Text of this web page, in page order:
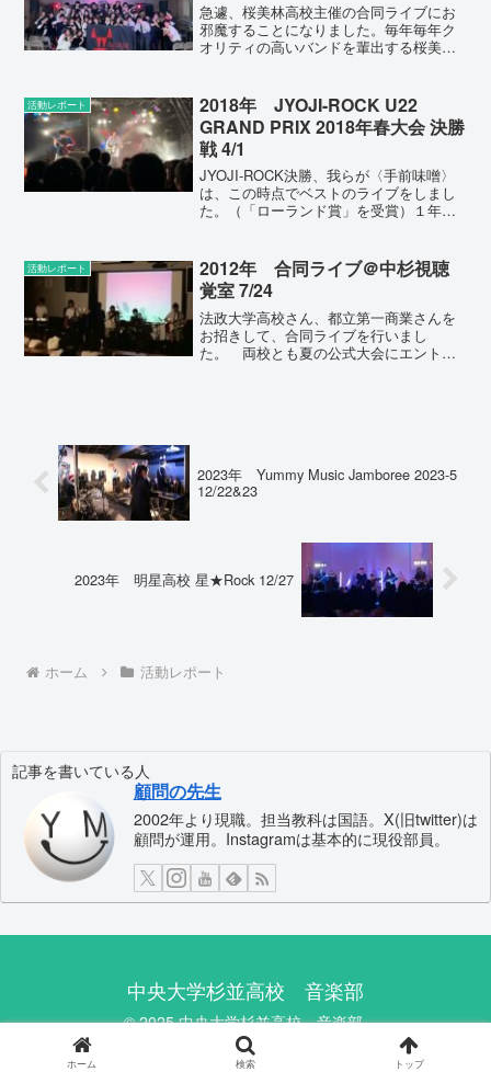
急遽、桜美林高校主催の合同ライブにお
邪魔することになりました。毎年毎年ク
オリティの高いバンドを輩出する桜美林
学の学園祭ライブで、昨年のグランプリ
バンドの演奏を聴くことが...
活動レポート
2018年 JYOJI-ROCK U22
GRAND PRIX 2018年春大会 決勝
戦 4/1
JYOJI-ROCK決勝、我らが〈手前味噌〉
は、この時点でベストのライブをしまし
た。（「ローランド賞」を受賞）１年半
りかけながらそれでも努力を続けた結果
として、賞をもら...
活動レポート
2012年 合同ライブ＠中杉視聴
覚室 7/24
法政大学高校さん、都立第一商業さんを
お招きして、合同ライブを行いまし
た。 両校とも夏の公式大会にエントリ
2023年 Yummy Music Jamboree 2023-5
12/22&23
2023年 明星高校 星★Rock 12/27
ホーム 活動レポート
記事を書いている人
顧問の先生
2002年より現職。担当教科は国語。X(旧twitter)は
顧問が運用。Instagramは基本的に現役部員。
中央大学杉並高校 音楽部
© 2025 中央大学杉並高校 音楽部.
ホーム 検索 トップ